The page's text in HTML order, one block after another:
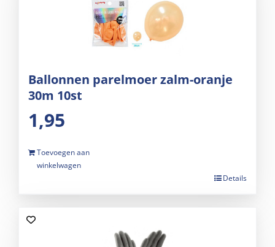
Ballonnen parelmoer zalm-oranje
30m 10st
1,95
Toevoegen aan
winkelwagen
Details